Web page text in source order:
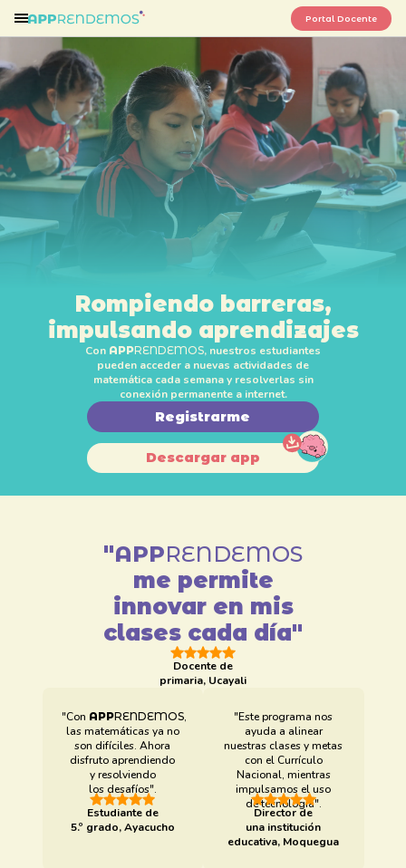
Portal Docente
Rompiendo barreras,
impulsando aprendizajes
Con APPRENDEMOS, nuestros estudiantes
pueden acceder a nuevas actividades de
matemática cada semana y resolverlas sin
conexión permanente a internet.
Registrarme
Descargar app
"APPRENDEMOS
me permite
innovar en mis
clases cada día"
Docente de
primaria, Ucayali
"Con APPRENDEMOS,
las matemáticas ya no
son difíciles. Ahora
disfruto aprendiendo
y resolviendo
los desafíos".
Estudiante de
5.º grado, Ayacucho
"Este programa nos
ayuda a alinear
nuestras clases y metas
con el Currículo
Nacional, mientras
impulsamos el uso
de tecnología".
Director de
una institución
educativa, Moquegua